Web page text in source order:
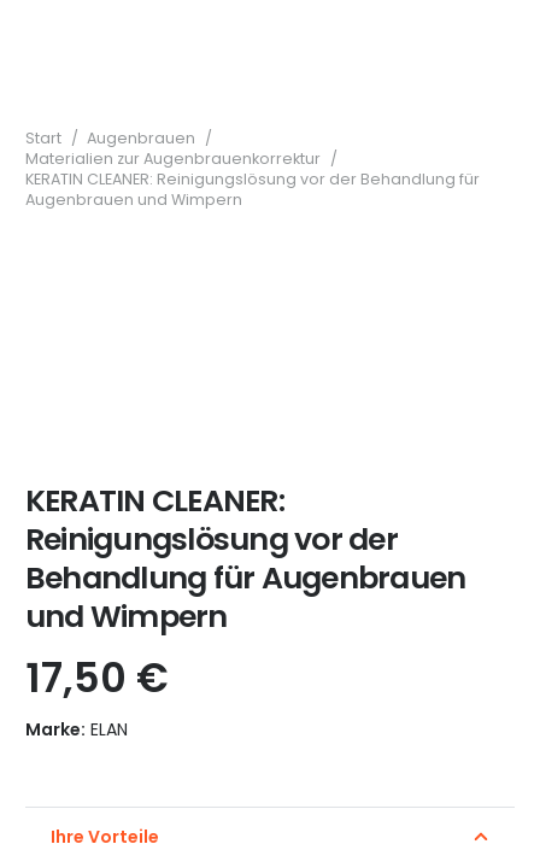
Start / Augenbrauen /
Materialien zur Augenbrauenkorrektur /
KERATIN CLEANER: Reinigungslösung vor der Behandlung für
Augenbrauen und Wimpern
KERATIN CLEANER:
Reinigungslösung vor der
Behandlung für Augenbrauen
und Wimpern
17,50 €
Marke: ELAN
Ihre Vorteile